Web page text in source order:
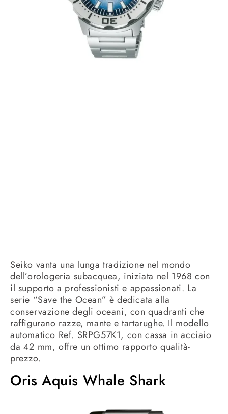
Seiko vanta una lunga tradizione nel mondo
dell’orologeria subacquea, iniziata nel 1968 con
il supporto a professionisti e appassionati. La
serie “Save the Ocean” è dedicata alla
conservazione degli oceani, con quadranti che
raffigurano razze, mante e tartarughe. Il modello
automatico Ref. SRPG57K1, con cassa in acciaio
da 42 mm, offre un ottimo rapporto qualità-
prezzo.
Oris Aquis Whale Shark